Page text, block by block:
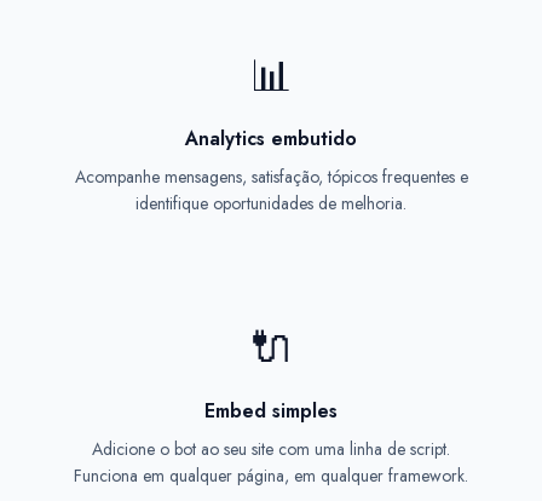
📊
Analytics embutido
Acompanhe mensagens, satisfação, tópicos frequentes e
identifique oportunidades de melhoria.
🔌
Embed simples
Adicione o bot ao seu site com uma linha de script.
Funciona em qualquer página, em qualquer framework.